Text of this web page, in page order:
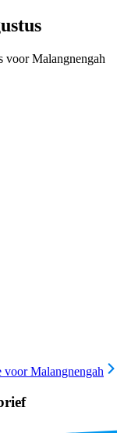
voor Malangnengah
Malangnengah